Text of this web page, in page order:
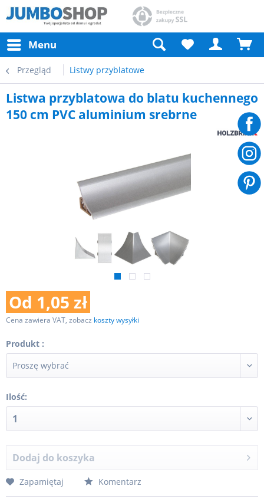
Menu
Przegląd Listwy przyblatowe
Listwa przyblatowa do blatu kuchennego
150 cm PVC aluminium srebrne
Od 1,05 zł
Cena zawiera VAT, zobacz koszty wysyłki
Produkt :
Ilość:
Dodaj do koszyka
Zapamiętaj Komentarz